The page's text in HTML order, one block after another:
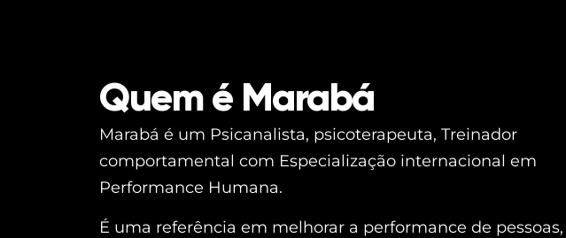
Quem é Marabá
Marabá é um Psicanalista, psicoterapeuta, Treinador
comportamental com Especialização internacional em
Performance Humana.
É uma referência em melhorar a performance de pessoas,